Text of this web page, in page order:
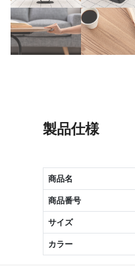
製品仕様
商品名
商品番号
サイズ
カラー